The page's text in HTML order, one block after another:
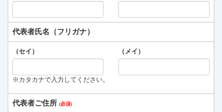
代表者氏名（フリガナ）
（セイ） （メイ）
※カタカナで入力してください。
代表者ご住所